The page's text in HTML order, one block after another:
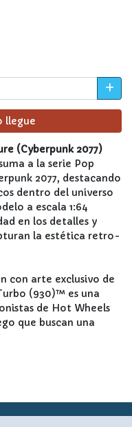
llegue
(Cyberpunk 2077)
a la serie Pop
2077, destacando
dentro del universo
a escala 1:64
en los detalles y
la estética retro-
con arte exclusivo de
(930)™ es una
de Hot Wheels
que buscan una